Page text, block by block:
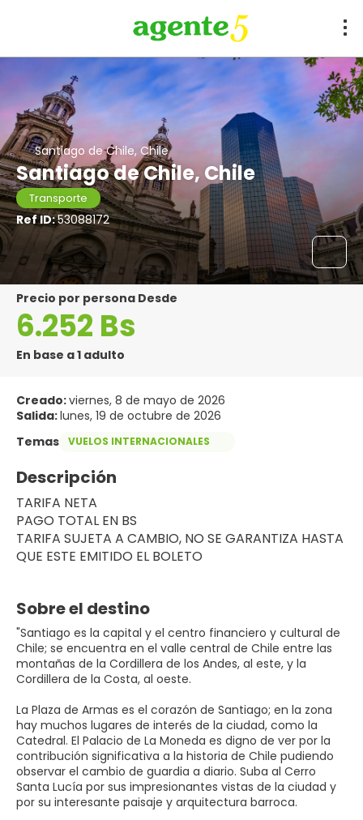
Santiago de Chile, Chile
Santiago de Chile, Chile
Transporte
Ref ID:53088172
precio por persona Desde
6.252 Bs
En base a 1 adulto
Creado:viernes, 8 de mayo de 2026
Salida:lunes, 19 de octubre de 2026
Temas
VUELOS INTERNACIONALES
Descripción
TARIFA NETA
PAGO TOTAL EN BS
TARIFA SUJETA A CAMBIO, NO SE GARANTIZA HASTA
QUE ESTE EMITIDO EL BOLETO
Sobre el destino
"Santiago es la capital y el centro financiero y cultural de
Chile; se encuentra en el valle central de Chile entre las
montañas de la Cordillera de los Andes, al este, y la
Cordillera de la Costa, al oeste.
La Plaza de Armas es el corazón de Santiago; en la zona
hay muchos lugares de interés de la ciudad, como la
Catedral. El Palacio de La Moneda es digno de ver por la
contribución significativa a la historia de Chile pudiendo
observar el cambio de guardia a diario. Suba al Cerro
Santa Lucía por sus impresionantes vistas de la ciudad y
por su interesante paisaje y arquitectura barroca.